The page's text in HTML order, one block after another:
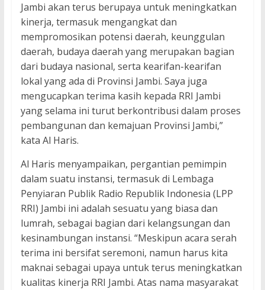
Jambi akan terus berupaya untuk meningkatkan
kinerja, termasuk mengangkat dan
mempromosikan potensi daerah, keunggulan
daerah, budaya daerah yang merupakan bagian
dari budaya nasional, serta kearifan-kearifan
lokal yang ada di Provinsi Jambi. Saya juga
mengucapkan terima kasih kepada RRI Jambi
yang selama ini turut berkontribusi dalam proses
pembangunan dan kemajuan Provinsi Jambi,”
kata Al Haris.
Al Haris menyampaikan, pergantian pemimpin
dalam suatu instansi, termasuk di Lembaga
Penyiaran Publik Radio Republik Indonesia (LPP
RRI) Jambi ini adalah sesuatu yang biasa dan
lumrah, sebagai bagian dari kelangsungan dan
kesinambungan instansi. “Meskipun acara serah
terima ini bersifat seremoni, namun harus kita
maknai sebagai upaya untuk terus meningkatkan
kualitas kinerja RRI Jambi. Atas nama masyarakat